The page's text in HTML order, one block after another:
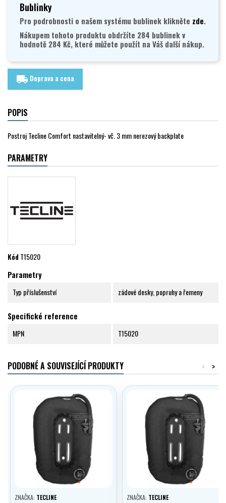
Bublinky
Pro podrobnosti o našem systému bublinek klikněte zde.
Nákupem tohoto produktu obdržíte 284 bublinek v
hodnotě 284 Kč, které můžete použít na Váš další nákup.
local_shipping Doprava a cena
POPIS
Postroj Tecline Comfort nastavitelný- vč. 3 mm nerezový backplate
PARAMETRY
KódT15020
Parametry
Typ příslušenství zádové desky, popruhy a řemeny
Specifické reference
MPN T15020
PODOBNÉ A SOUVISEJÍCÍ PRODUKTY >
<
ZNAČKA: TECLINE ZNAČKA: TECLINE